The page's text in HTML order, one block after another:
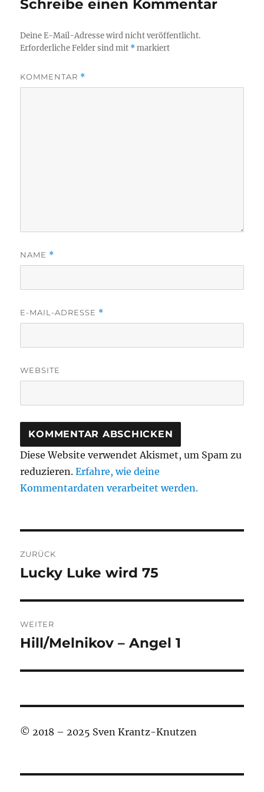
Schreibe einen Kommentar
Deine E-Mail-Adresse wird nicht veröffentlicht.
Erforderliche Felder sind mit *markiert
KOMMENTAR *
NAME *
E-MAIL-ADRESSE *
WEBSITE
Diese Website verwendet Akismet, um Spam zu
reduzieren.Erfahre, wie deine
Kommentardaten verarbeitet werden.
ZURÜCK
Vorheriger
Lucky Luke wird 75
WEITER
Nächster
Hill/Melnikov – Angel 1
© 2018 – 2025 Sven Krantz-Knutzen